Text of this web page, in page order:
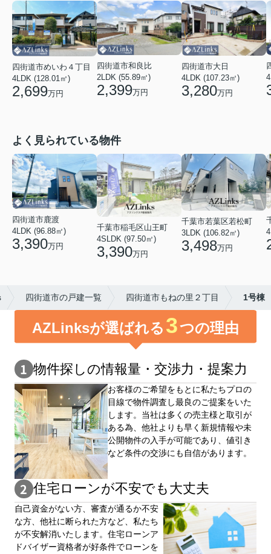
四街道市めいわ４丁目
4LDK (128.01㎡)
2,699万円
四街道市和良比
2LDK (55.89㎡)
2,399万円
四街道市大日
4LDK (107.23㎡)
3,280万円
よく見られている物件
四街道市鹿渡
4LDK (96.88㎡)
3,390万円
千葉市稲毛区山王町
4SLDK (97.50㎡)
3,390万円
千葉市若葉区若松町
3LDK (106.82㎡)
3,498万円
四街道市の戸建一覧 四街道市もねの里２丁目 1号棟
AZLinksが選ばれる 3つの理由
物件探しの情報量・交渉⼒・提案⼒
お客様のご希望をもとに私たちプロの
目線で物件調査し最良のご提案をいた
します。当社は多くの売主様と取引が
ある為、他社よりも早く新規情報や未
公開物件の⼊手が可能であり、値引き
など条件の交渉にも自信があります。
住宅ローンが不安でも大丈夫
自⼰資⾦がない⽅、審査が通るか不安
な⽅、他社に断られた⽅など、私たち
が不安解消いたします。住宅ローンア
ドバイザー資格者が好条件でローンを